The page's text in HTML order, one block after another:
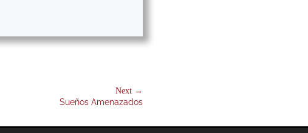
Next →
Sueños Amenazados